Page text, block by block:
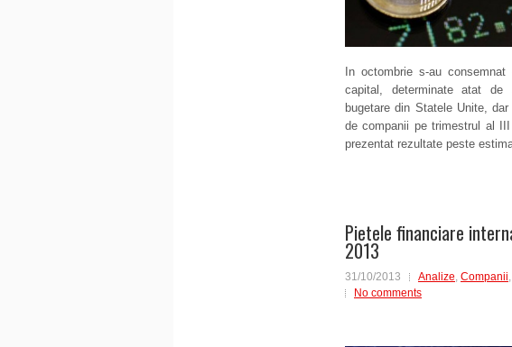
In octombrie s-au
capital, determinate atat de
bugetare din Statele Unite,
de companii pe trimestrul al
prezentat rezultate peste
Pietele financiare
2013
31/10/2013 Analize, Companii,
No comments